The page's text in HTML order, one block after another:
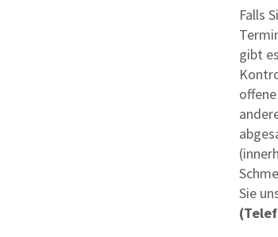
Falls
gibt
Sie